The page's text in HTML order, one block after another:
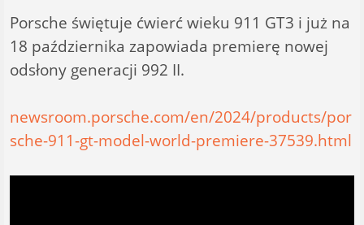
Porsche świętuje ćwierć wieku 911 GT3 i już na
18 października zapowiada premierę nowej
odsłony generacji 992 II.
newsroom.porsche.com/en/2024/products/por
sche-911-gt-model-world-premiere-37539.html